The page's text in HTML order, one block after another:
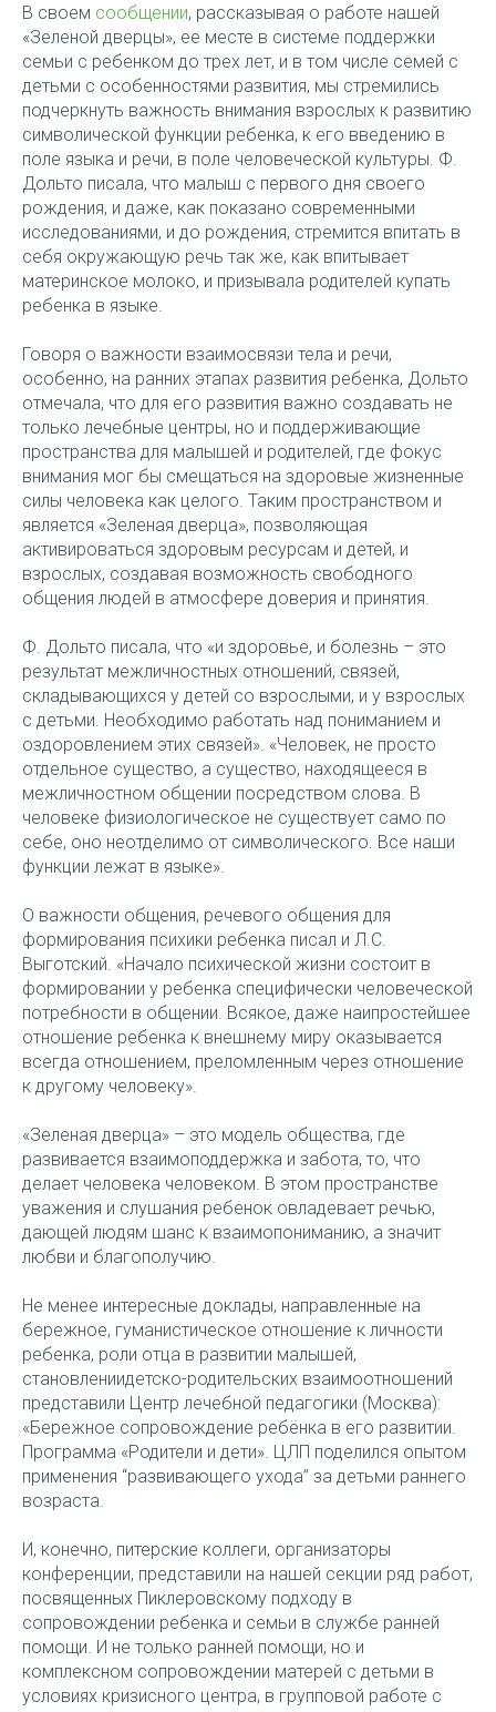
В своем сообщении, рассказывая о работе нашей
«Зеленой дверцы», ее месте в системе поддержки
семьи с ребенком до трех лет, и в том числе семей с
детьми с особенностями развития, мы стремились
подчеркнуть важность внимания взрослых к развитию
символической функции ребенка, к его введению в
поле языка и речи, в поле человеческой культуры. Ф.
Дольто писала, что малыш с первого дня своего
рождения, и даже, как показано современными
исследованиями, и до рождения, стремится впитать в
себя окружающую речь так же, как впитывает
материнское молоко, и призывала родителей купать
ребенка в языке.
Говоря о важности взаимосвязи тела и речи,
особенно, на ранних этапах развития ребенка, Дольто
отмечала, что для его развития важно создавать не
только лечебные центры, но и поддерживающие
пространства для малышей и родителей, где фокус
внимания мог бы смещаться на здоровые жизненные
силы человека как целого. Таким пространством и
является «Зеленая дверца», позволяющая
активироваться здоровым ресурсам и детей, и
взрослых, создавая возможность свободного
общения людей в атмосфере доверия и принятия.
Ф. Дольто писала, что «и здоровье, и болезнь – это
результат межличностных отношений, связей,
складывающихся у детей со взрослыми, и у взрослых
с детьми. Необходимо работать над пониманием и
оздоровлением этих связей». «Человек, не просто
отдельное существо, а существо, находящееся в
межличностном общении посредством слова. В
человеке физиологическое не существует само по
себе, оно неотделимо от символического. Все наши
функции лежат в языке».
О важности общения, речевого общения для
формирования психики ребенка писал и Л.С.
Выготский. «Начало психической жизни состоит в
формировании у ребенка специфически человеческой
потребности в общении. Всякое, даже наипростейшее
отношение ребенка к внешнему миру оказывается
всегда отношением, преломленным через отношение
к другому человеку».
«Зеленая дверца» – это модель общества, где
развивается взаимоподдержка и забота, то, что
делает человека человеком. В этом пространстве
уважения и слушания ребенок овладевает речью,
дающей людям шанс к взаимопониманию, а значит
любви и благополучию.
Не менее интересные доклады, направленные на
бережное, гуманистическое отношение к личности
ребенка, роли отца в развитии малышей,
становлениидетско-родительских взаимоотношений
представили Центр лечебной педагогики (Москва):
«Бережное сопровождение ребёнка в его развитии.
Программа «Родители и дети». ЦЛП поделился опытом
применения “развивающего ухода” за детьми раннего
возраста.
И, конечно, питерские коллеги, организаторы
конференции, представили на нашей секции ряд работ,
посвященных Пиклеровскому подходу в
сопровождении ребенка и семьи в службе ранней
помощи. И не только ранней помощи, но и
комплексном сопровождении матерей с детьми в
условиях кризисного центра, в групповой работе с